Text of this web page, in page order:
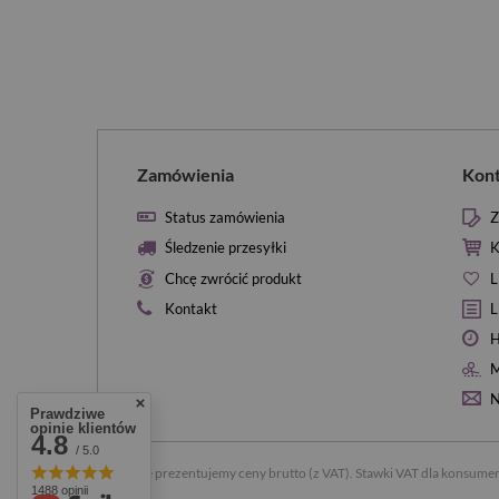
Zamówienia
Status zamówienia
Śledzenie przesyłki
Chcę zwrócić produkt
Kontakt
W sklepie prezentujemy ceny brutto (z VAT). Stawki VAT dla
Prawdziwe
opinie klientów
4.8 / 5.0
1488 opinii